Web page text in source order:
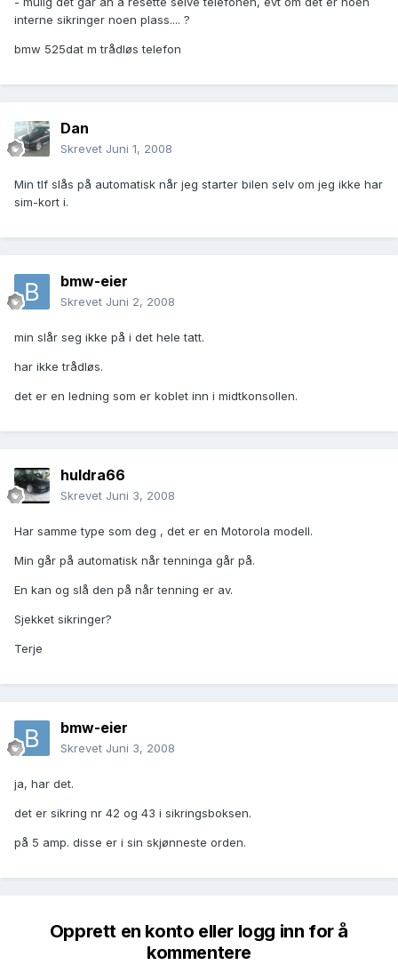
interne sikringer noen plass.... ?
bmw 525dat m trådløs telefon
Dan
Skrevet Juni 1, 2008
Min tlf slås på automatisk når jeg starter bilen selv om jeg ikke har
sim-kort i.
bmw-eier
Skrevet Juni 2, 2008
min slår seg ikke på i det hele tatt.
har ikke trådløs.
det er en ledning som er koblet inn i midtkonsollen.
huldra66
Skrevet Juni 3, 2008
Har samme type som deg , det er en Motorola modell.
Min går på automatisk når tenninga går på.
En kan og slå den på når tenning er av.
Sjekket sikringer?
Terje
bmw-eier
Skrevet Juni 3, 2008
ja, har det.
det er sikring nr 42 og 43 i sikringsboksen.
på 5 amp. disse er i sin skjønneste orden.
Opprett en konto eller logg inn for å
kommentere